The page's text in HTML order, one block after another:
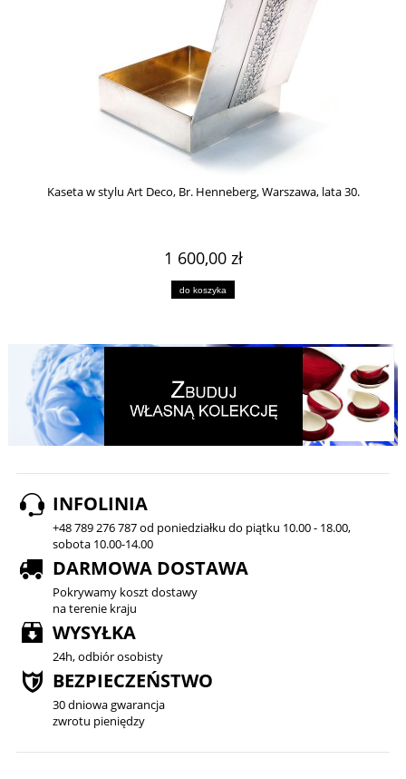
Kaseta w stylu Art Deco, Br. Henneberg, Warszawa, lata 30.
1 600,00 zł
do koszyka
INFOLINIA
+48 789 276 787 od poniedziałku do piątku 10.00 - 18.00,
sobota 10.00-14.00
DARMOWA DOSTAWA
Pokrywamy koszt dostawy
na terenie kraju
WYSYŁKA
24h, odbiór osobisty
BEZPIECZEŃSTWO
30 dniowa gwarancja
zwrotu pieniędzy